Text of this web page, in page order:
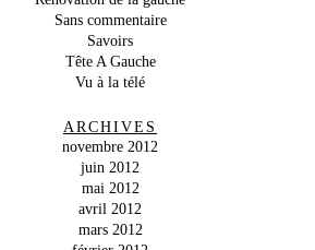
Sans commentaire
Savoirs
Tête A Gauche
Vu à la télé
ARCHIVES
novembre 2012
juin 2012
mai 2012
avril 2012
mars 2012